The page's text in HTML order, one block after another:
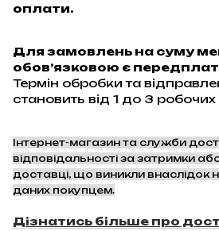
оплати.
Для замовлень на суму
обов’язковою є
Термін обробки та
становить від 1 до 3 робочих
Інтернет-магазин та служби
відповідальності за затримки
доставці, що виникли внаслідок
даних покупцем.
Дізнатись більше про